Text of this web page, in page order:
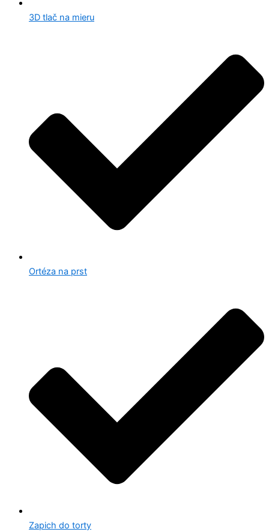
3D tlač na mieru
Ortéza na prst
Zapich do torty